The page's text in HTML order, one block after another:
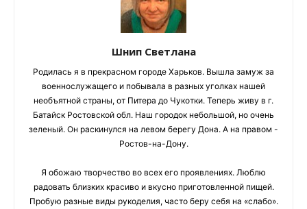
Шнип Светлана
Родилась я в прекрасном городе Харьков. Вышла замуж за
военнослужащего и побывала в разных уголках нашей
необъятной страны, от Питера до Чукотки. Теперь живу в г.
Батайск Ростовской обл. Наш городок небольшой, но очень
зеленый. Он раскинулся на левом берегу Дона. А на правом -
Ростов-на-Дону.
Я обожаю творчество во всех его проявлениях. Люблю
радовать близких красиво и вкусно приготовленной пищей.
Пробую разные виды рукоделия, часто беру себя на «слабо».